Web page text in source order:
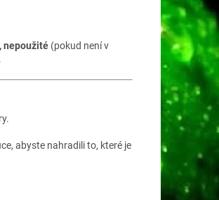
nepoužité (pokud není v
abyste nahradili to, které je